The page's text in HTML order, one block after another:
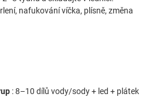
nafukování víčka, plísně, změna
: 8–10 dílů vody/sody + led + plátek